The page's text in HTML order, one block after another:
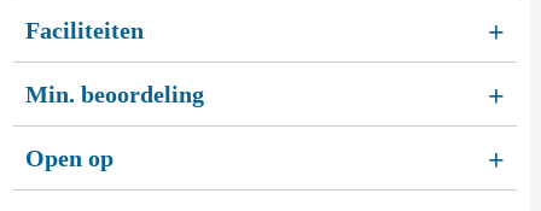
Faciliteiten +
Min. beoordeling +
Open op +